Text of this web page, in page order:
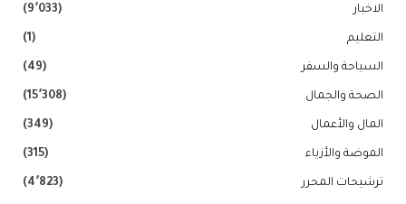
الاخبار (9٬033)
التعليم (1)
السياحة والسفر (49)
الصحة والجمال (15٬308)
المال والأعمال (349)
الموضة والأزياء (315)
ترشيحات المحرر (4٬823)